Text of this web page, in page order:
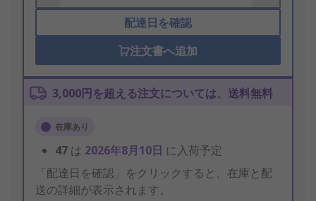
配達日を確認
注文書へ追加
3,000円を超える注文については、送料無料
在庫あり
47 は 2026年8月10日 に入荷予定
「配達日を確認」をクリックすると、在庫と配
送の詳細が表示されます。